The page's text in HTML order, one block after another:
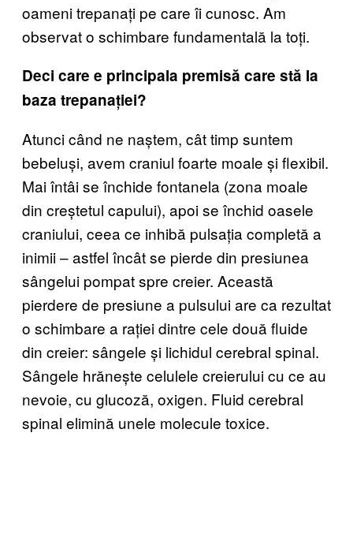
oameni trepanați pe care îi cunosc. Am
observat o schimbare fundamentală la toți.
Deci care e principala premisă care stă la
baza trepanației?
Atunci când ne naștem, cât timp suntem
bebeluși, avem craniul foarte moale și flexibil.
Mai întâi se închide fontanela (zona moale
din creștetul capului), apoi se închid oasele
craniului, ceea ce inhibă pulsația completă a
inimii – astfel încât se pierde din presiunea
sângelui pompat spre creier. Această
pierdere de presiune a pulsului are ca rezultat
o schimbare a rației dintre cele două fluide
din creier: sângele și lichidul cerebral spinal.
Sângele hrănește celulele creierului cu ce au
nevoie, cu glucoză, oxigen. Fluid cerebral
spinal elimină unele molecule toxice.